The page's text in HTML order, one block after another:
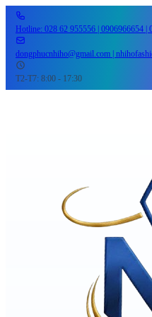
Hotline: 028 62 955556 | 0906966654 |
dongphucnhiho@gmail.com |
T2-T7: 8:00 - 17:30